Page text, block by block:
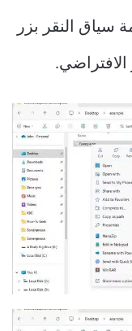
سياق النقر بزر
الافتراضي.